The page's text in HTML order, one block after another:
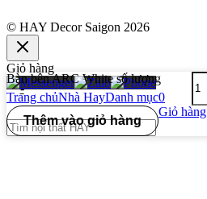
© HAY Decor Saigon 2026
Giỏ hàng
Trang chủNhà HayDanh mục0
Giỏ hàng
-
Bàn bên ARC White số lượng
Thêm vào giỏ hàng